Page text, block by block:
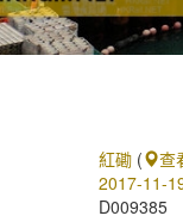
紅磡 ( 查
2017-11-
D009385